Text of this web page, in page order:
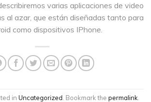
varias aplicaciones de video
al azar, que están diseñadas tanto para
como dispositivos IPhone.
in Uncategorized . Bookmark the permalink